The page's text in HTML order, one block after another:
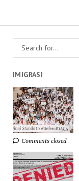
IMIGRASI
Comments closed